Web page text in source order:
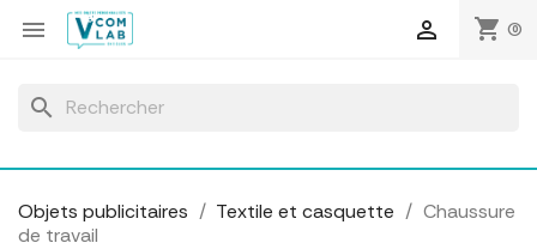
 shopping_cart (0)

search
Objets publicitaires Textile et casquette
Chaussure
de travail
Panneau de gestion des cookies